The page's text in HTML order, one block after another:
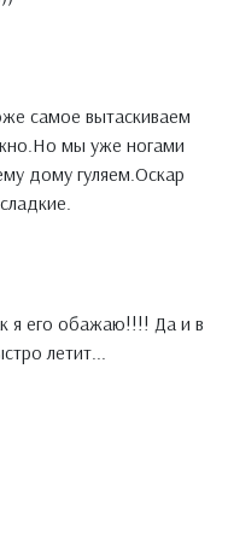
самое вытаскиваем
мы уже ногами
дому гуляем.Оскар
я его обажаю!!!! Да и в
летит...